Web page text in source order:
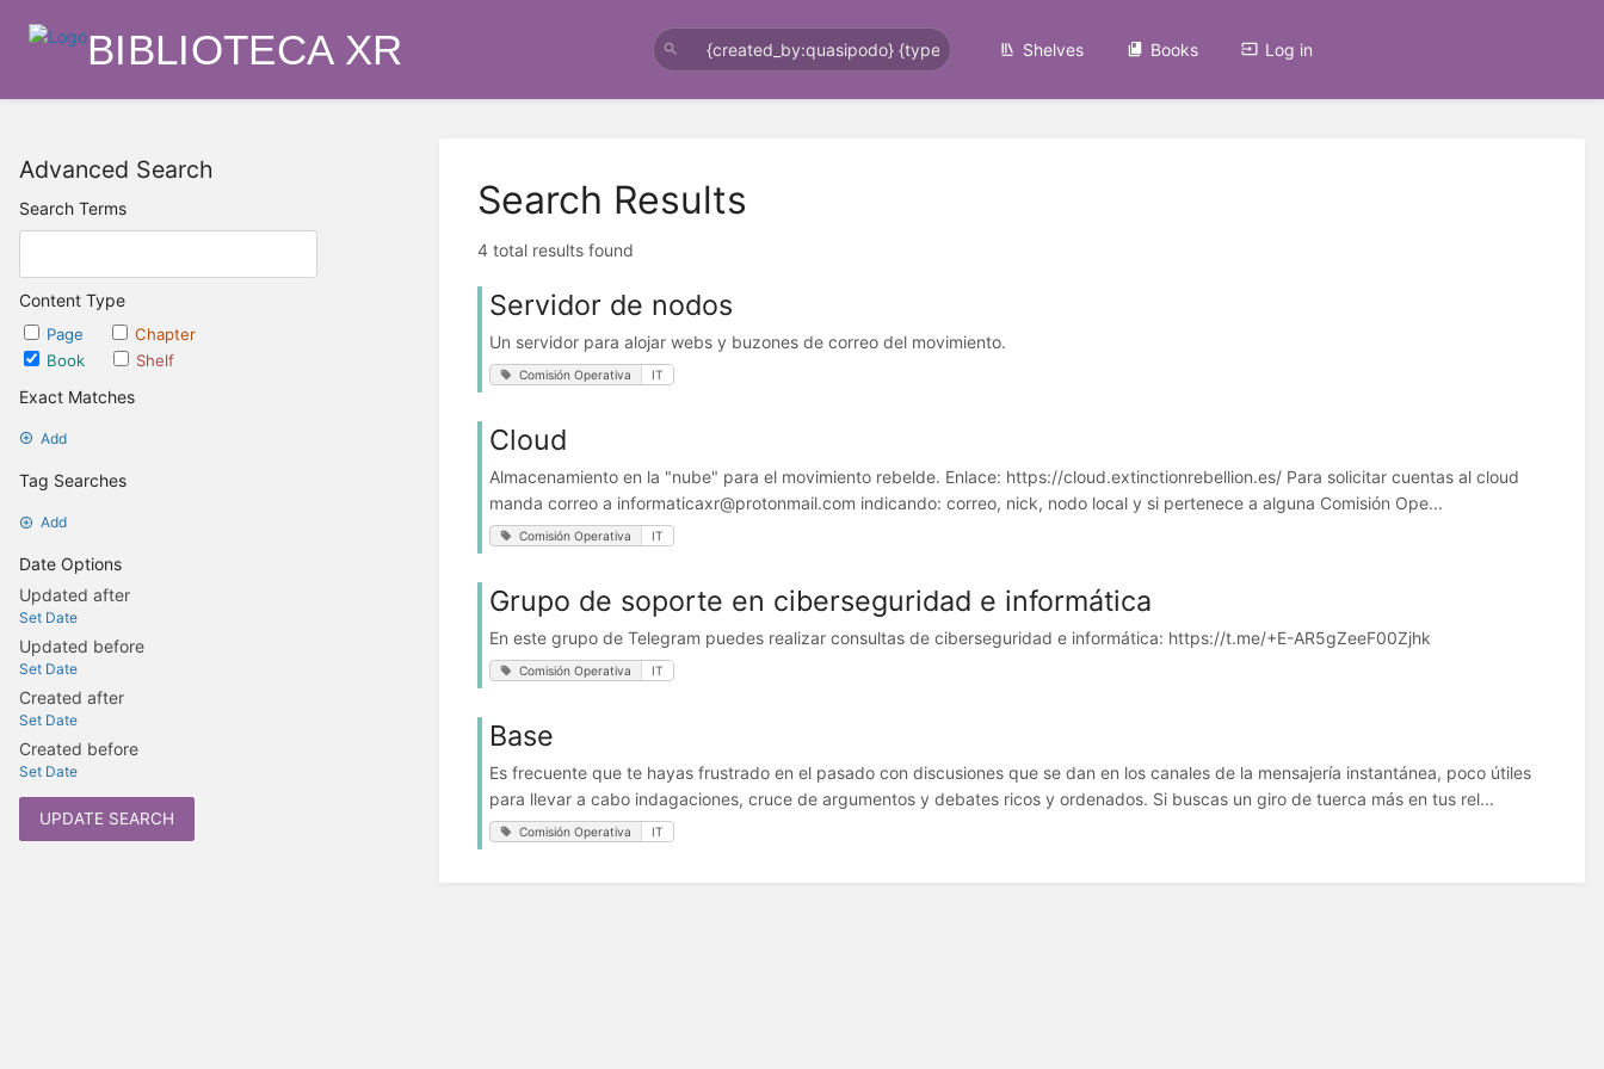
BIBLIOTECA XR Shelves Books Log in
Advanced Search
Search Terms
Content Type
Page
Chapter
Book
Shelf
Exact Matches
Add
Tag Searches
Add
Date Options
Updated after
Set Date
Updated before
Set Date
Created after
Set Date
Created before
Set Date
UPDATE SEARCH
Search Results
4 total results found
Servidor de nodos
Un servidor para alojar webs y buzones de correo del movimiento.
Comisión Operativa IT
Cloud
Almacenamiento en la "nube" para el movimiento rebelde. Enlace: https://cloud.extinctionrebellion.es/ Para solicitar cuentas al cloud
manda correo a informaticaxr@protonmail.com indicando: correo, nick, nodo local y si pertenece a alguna Comisión Ope...
Comisión Operativa IT
Grupo de soporte en ciberseguridad e informática
En este grupo de Telegram puedes realizar consultas de ciberseguridad e informática: https://t.me/+E-AR5gZeeF00Zjhk
Comisión Operativa IT
Base
Es frecuente que te hayas frustrado en el pasado con discusiones que se dan en los canales de la mensajería instantánea, poco útiles
para llevar a cabo indagaciones, cruce de argumentos y debates ricos y ordenados. Si buscas un giro de tuerca más en tus rel...
Comisión Operativa IT